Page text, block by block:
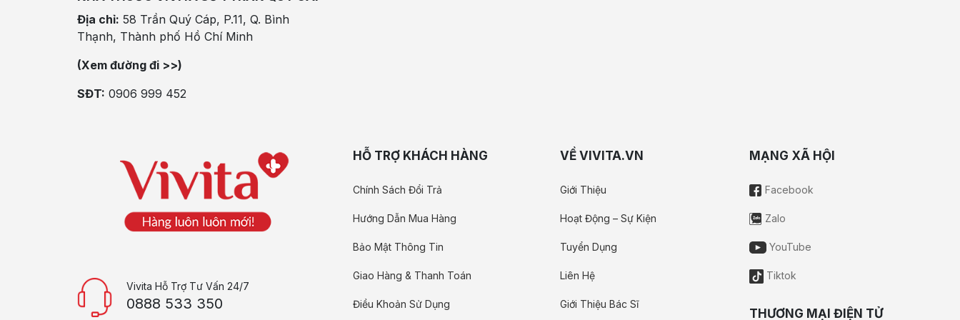
Địa chỉ: 58 Trần Quý Cáp, P.11, Q. Bình
Thạnh, Thành phố Hồ Chí Minh
(Xem đường đi >>)
SĐT: 0906 999 452
Vivita Hỗ Trợ Tư Vấn 24/7
0888 533 350
HỖ TRỢ KHÁCH HÀNG
Chính Sách Đổi Trả
Hướng Dẫn Mua Hàng
Bảo Mật Thông Tin
Giao Hàng & Thanh Toán
Điều Khoản Sử Dụng
VỀ VIVITA.VN
Giới Thiệu
Hoạt Động – Sự Kiện
Tuyển Dụng
Liên Hệ
Giới Thiệu Bác Sĩ
MẠNG XÃ HỘI
Facebook
Zalo
YouTube
Tiktok
THƯƠNG MẠI ĐIỆN TỬ